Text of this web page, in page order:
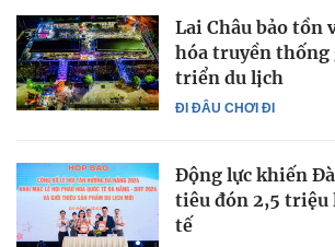
ĐI ĐÂU CHƠI ĐI
Lai Châu bảo tồn
hóa truyền thống
triển du lịch
Động lực khiến
tiêu đón 2,5 triệu
tế